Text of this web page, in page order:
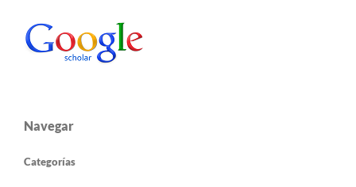
Navegar
Categorías